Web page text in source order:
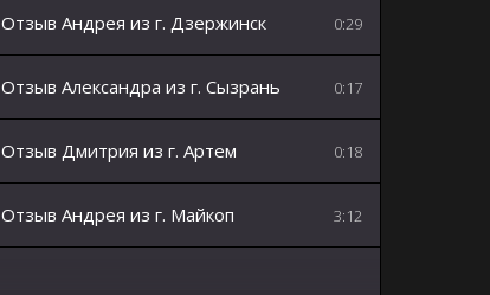
Отзыв Андрея из г. Дзержинск 0:29
Отзыв Александра из г. Сызрань 0:17
Отзыв Дмитрия из г. Артем 0:18
Отзыв Андрея из г. Майкоп 3:12